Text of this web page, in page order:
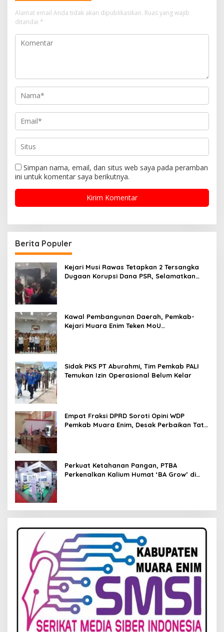
Alamat email Anda tidak akan dipublikasikan. Ruas yang wajib
ditandai *
Simpan nama, email, dan situs web saya pada peramban
ini untuk komentar saya berikutnya.
Berita Populer
Kejari Musi Rawas Tetapkan 2 Tersangka
Dugaan Korupsi Dana PSR, Selamatkan
Kawal Pembangunan Daerah, Pemkab-
Kejari Muara Enim Teken MoU
Sidak PKS PT Aburahmi, Tim Pemkab PALI
Temukan Izin Operasional Belum Kelar
Empat Fraksi DPRD Soroti Opini WDP
Pemkab Muara Enim, Desak Perbaikan Tata
Perkuat Ketahanan Pangan, PTBA
Perkenalkan Kalium Humat ‘BA Grow’ di